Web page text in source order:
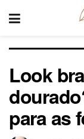
Look
para as